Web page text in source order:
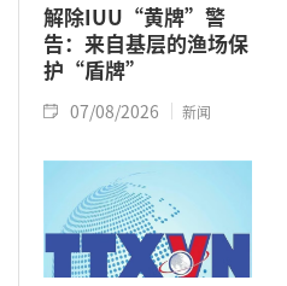
解除IUU“黄牌”警
告：来自基层的渔场保
护“盾牌”
07/08/2026 新闻